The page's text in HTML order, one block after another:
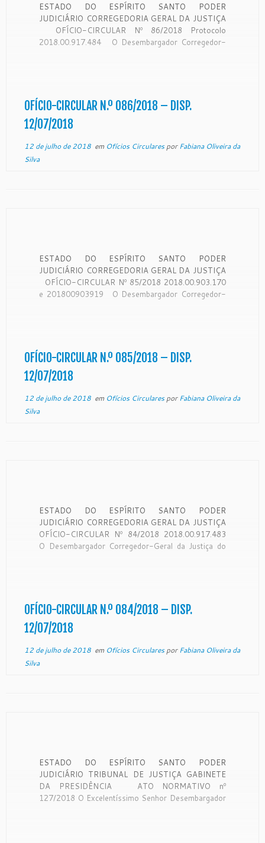
ESTADO DO ESPÍRITO SANTO PODER
JUDICIÁRIO CORREGEDORIA GERAL DA JUSTIÇA
OFÍCIO-CIRCULAR Nº 86/2018 Protocolo
2018.00.917.484 O Desembargador Corregedor-
com circunscrição […]
OFÍCIO-CIRCULAR N.º 086/2018 – DISP.
12/07/2018
12 de julho de 2018em Ofícios CircularesporFabiana Oliveira da
Silva
ESTADO DO ESPÍRITO SANTO PODER
JUDICIÁRIO CORREGEDORIA GERAL DA JUSTIÇA
OFÍCIO-CIRCULAR Nº 85/2018 2018.00.903.170
e 201800903919 O Desembargador Corregedor-
com […]
OFÍCIO-CIRCULAR N.º 085/2018 – DISP.
12/07/2018
12 de julho de 2018em Ofícios CircularesporFabiana Oliveira da
Silva
ESTADO DO ESPÍRITO SANTO PODER
JUDICIÁRIO CORREGEDORIA GERAL DA JUSTIÇA
OFÍCIO-CIRCULAR Nº 84/2018 2018.00.917.483
O Desembargador Corregedor-Geral da Justiça do
com circunscrição em todo o […]
OFÍCIO-CIRCULAR N.º 084/2018 – DISP.
12/07/2018
12 de julho de 2018em Ofícios CircularesporFabiana Oliveira da
Silva
ESTADO DO ESPÍRITO SANTO PODER
JUDICIÁRIO TRIBUNAL DE JUSTIÇA GABINETE
DA PRESIDÊNCIA ATO NORMATIVO nº
127/2018 O Excelentíssimo Senhor Desembargador